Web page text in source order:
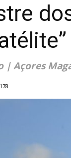
| Açores
178